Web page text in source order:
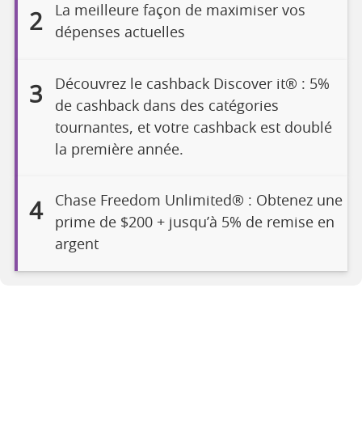
2
La meilleure façon de maximiser vos
dépenses actuelles
3
Découvrez le cashback Discover it® : 5%
de cashback dans des catégories
tournantes, et votre cashback est doublé
la première année.
4
Chase Freedom Unlimited® : Obtenez une
prime de $200 + jusqu’à 5% de remise en
argent